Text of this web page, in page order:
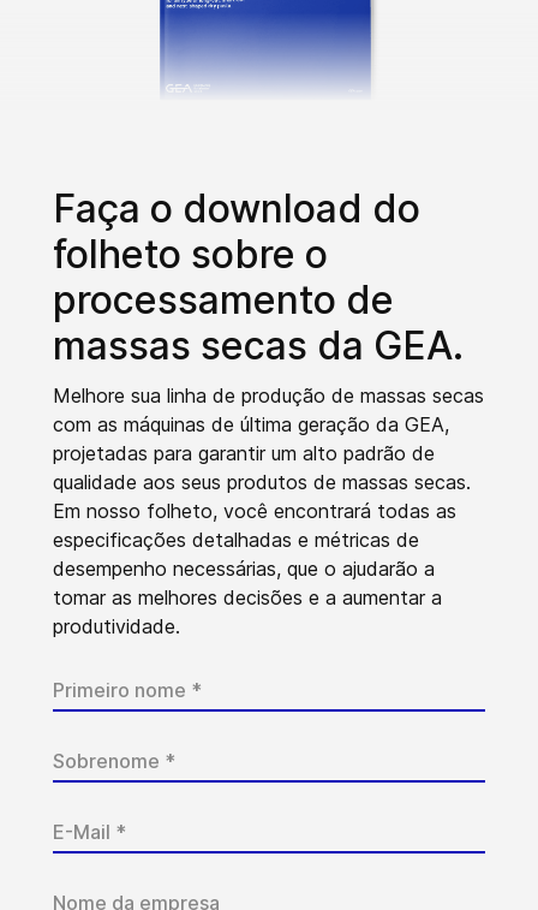
Faça o download do
folheto sobre o
processamento de
massas secas da GEA.
Melhore sua linha de produção de massas secas
com as máquinas de última geração da GEA,
projetadas para garantir um alto padrão de
qualidade aos seus produtos de massas secas.
Em nosso folheto, você encontrará todas as
especificações detalhadas e métricas de
desempenho necessárias, que o ajudarão a
tomar as melhores decisões e a aumentar a
produtividade.